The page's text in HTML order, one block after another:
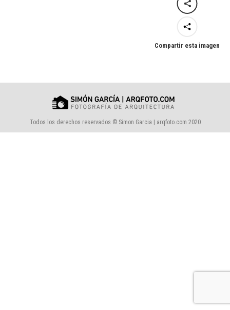
Compartir esta imagen
Todos los derechos reservados © Simon Garcia | arqfoto.com 2020